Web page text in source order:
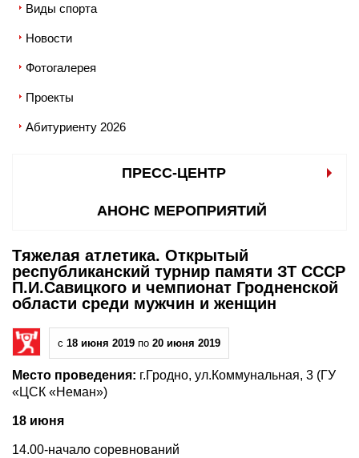
Виды спорта
Новости
Фотогалерея
Проекты
Абитуриенту 2026
ПРЕСС-ЦЕНТР
АНОНС МЕРОПРИЯТИЙ
Тяжелая атлетика. Открытый
республиканский турнир памяти ЗТ СССР
П.И.Савицкого и чемпионат Гродненской
области среди мужчин и женщин
с 18 июня 2019 по 20 июня 2019
Место проведения: г.Гродно, ул.Коммунальная, 3 (ГУ
«ЦСК «Неман»)
18 июня
14.00-начало соревнований